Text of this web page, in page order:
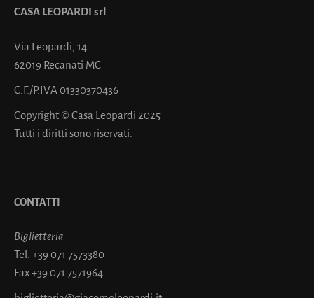
CASA LEOPARDI srl
Via Leopardi, 14
62019 Recanati MC
C.F./P.IVA 01330370436
Copyright © Casa Leopardi 2025
Tutti i diritti sono riservati.
CONTATTI
Biglietteria
Tel. +39 071 7573380
Fax+39 071 7571964